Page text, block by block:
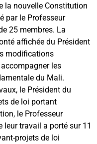
la nouvelle Constitution
par le Professeur
25 membres. La
affichée du Président
modifications
les
du Mali.
le Président du
de loi portant
le Professeur
leur travail a porté sur 11
projets de loi